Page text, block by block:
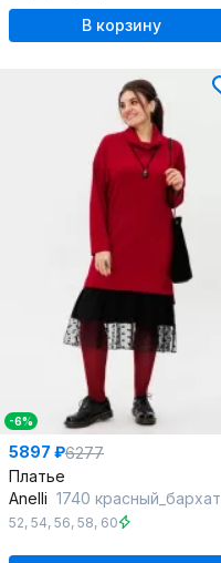
В корзину
-6%
5897 ₽6277
Платье
Anelli 1740 красный_бархат
52, 54, 56, 58, 60